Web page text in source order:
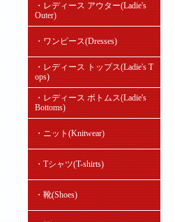
・レディース アウター(Ladie's
Outer)
・ワンピース(Dresses)
・レディース トップス(Ladie's T
ops)
・レディース ボトムス(Ladie's
Bottoms)
・ニット(Knitwear)
・Tシャツ(T-shirts)
・靴(Shoes)